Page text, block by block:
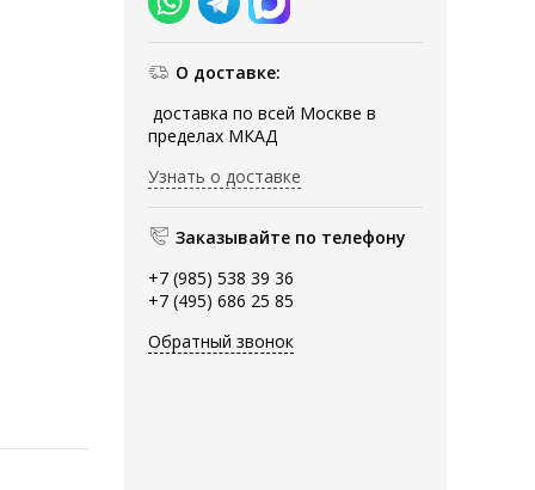
О доставке:
доставка по всей Москве в
пределах МКАД
Узнать о доставке
Заказывайте по телефону
+7 (985) 538 39 36
+7 (495) 686 25 85
Обратный звонок